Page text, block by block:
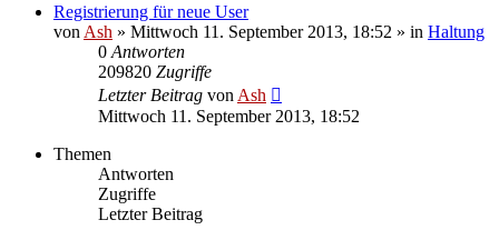
Registrierung für neue User
von Ash » Mittwoch 11. September 2013, 18:52 » in Haltung
0 Antworten
209820 Zugriffe
Letzter Beitrag von Ash
Mittwoch 11. September 2013, 18:52
Themen
Antworten
Zugriffe
Letzter Beitrag